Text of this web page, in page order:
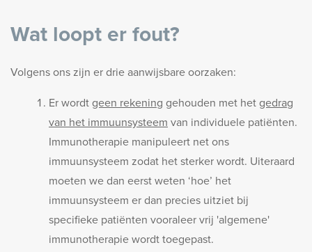
Wat loopt er fout?
Volgens ons zijn er drie aanwijsbare oorzaken:
Er wordt geen rekening gehouden met het gedrag
van het immuunsysteem van individuele patiënten.
Immunotherapie manipuleert net ons
immuunsysteem zodat het sterker wordt. Uiteraard
moeten we dan eerst weten ‘hoe’ het
immuunsysteem er dan precies uitziet bij
specifieke patiënten vooraleer vrij 'algemene'
immunotherapie wordt toegepast.